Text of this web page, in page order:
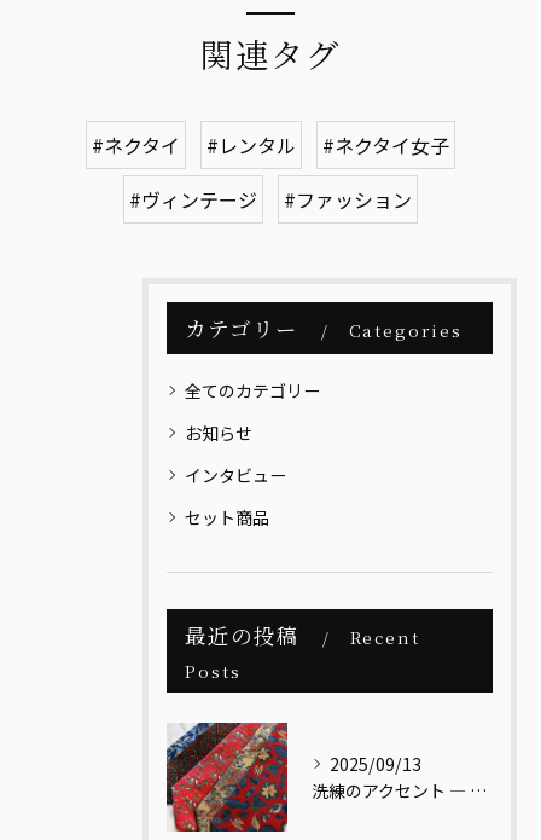
関連タグ
#ネクタイ #レンタル
#ネクタイ女子
#ヴィンテージ
#ファッション
カテゴリー Categories
全てのカテゴリー
お知らせ
インタビュー
セット商品
最近の投稿
Recent
Posts
2025/09/13
洗練のアクセント ― レッドベース リーフ柄ネクタイ